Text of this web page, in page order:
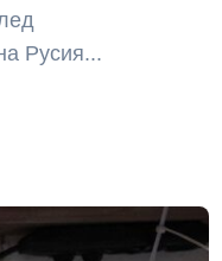
Русия...